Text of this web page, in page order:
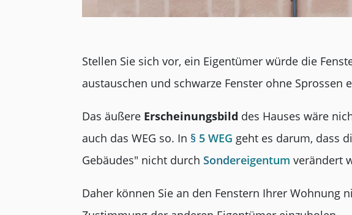
Stellen Sie sich vor, ein Eigentümer würde die
austauschen und schwarze Fenster ohne Sprossen
Das äußere Erscheinungsbild des Hauses wäre
auch das WEG so. In § 5 WEG geht es darum, dass
Gebäudes" nicht durch Sondereigentum verändert
Daher können Sie an den Fenstern Ihrer Wohnung